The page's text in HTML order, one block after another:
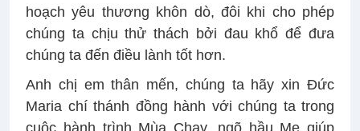
hoạch yêu thương khôn dò, đôi khi cho phép
chúng ta chịu thử thách bởi đau khổ để đưa
chúng ta đến điều lành tốt hơn.
Anh chị em thân mến, chúng ta hãy xin Đức
Maria chí thánh đồng hành với chúng ta trong